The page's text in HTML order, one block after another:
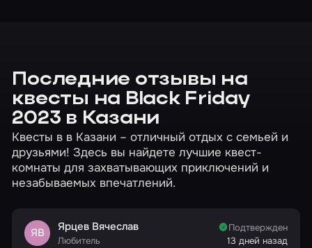
Последние отзывы на
квесты на Black Friday
2023 в Казани
Квесты в в Казани – отличный отдых с семьей и
друзьями! Здесь вы найдете лучшие квест-
комнаты для захватывающих приключений и
незабываемых впечатлений.
ЯВ Ярцев Вячеслав
Любитель
Подтвержден
13 дней назад